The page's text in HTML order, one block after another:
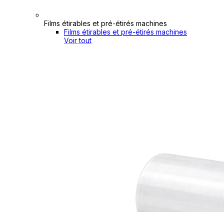
Films étirables et pré-étirés machines
Films étirables et pré-étirés machines
Voir tout